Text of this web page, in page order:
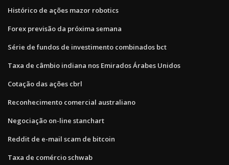
Histórico de ações mazor robotics
Forex previsão da próxima semana
Série de fundos de investimento combinados bct
Taxa de câmbio indiana nos Emirados Árabes Unidos
Cotação das ações cbrl
Reconhecimento comercial australiano
Negociação on-line stanchart
Reddit de e-mail scam de bitcoin
Taxa de comércio schwab